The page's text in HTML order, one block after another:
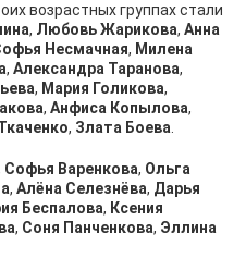
возрастных группах стали
, Любовь Жарикова, Анна
Несмачная, Милена
, Александра Таранова,
, Мария Голикова,
, Анфиса Копылова,
, Злата Боева
Софья Варенкова, Ольга
, Алёна Селезнёва, Дарья
Беспалова, Ксения
, Соня Панченкова, Эллина